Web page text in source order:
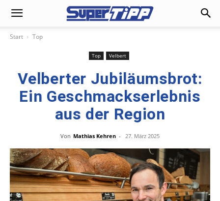
Start Top
Top Velbert
Velberter Jubiläumsbrot:
Ein Geschmackserlebnis
aus der Region
Von Mathias Kehren - 27. März 2025